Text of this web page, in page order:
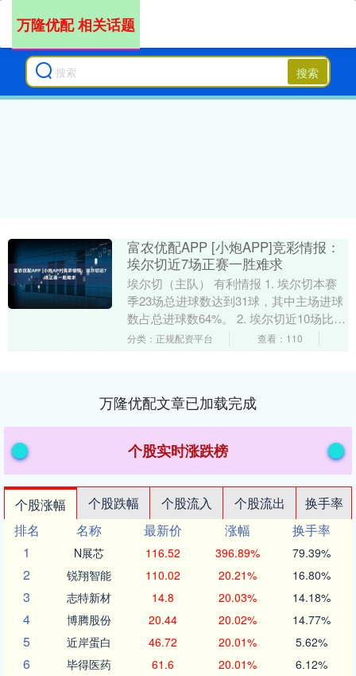
搜索
万隆优配 相关话题
富农优配APP [小炮APP]竞彩情报：
埃尔切近7场正赛一胜难求
埃尔切（主队） 有利情报 1. 埃尔切本赛
季23场总进球数达到31球，其中主场进球
数占总进球数64%。 2. 埃尔切近10场比赛
得失球超过3球的场次达到7场。 ....
分类：正规配资平台 查看：110
万隆优配文章已加载完成
个股实时涨跌榜
个股涨幅 个股跌幅 个股流入 个股流出
换手率
排名
名称 最新价 涨幅
换手率
1
N展芯 116.52 396.89% 79.39%
2 锐翔智能 110.02 20.21% 16.80%
3 志特新材 14.8 20.03% 14.18%
4 博腾股份 20.44 20.02% 14.77%
5 近岸蛋白 46.72 20.01% 5.62%
6 毕得医药 61.6 20.01% 6.12%